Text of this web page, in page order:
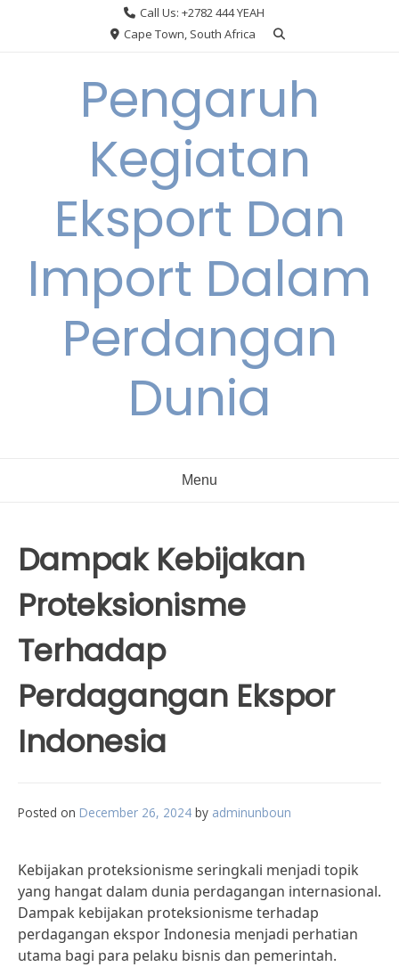
Call Us: +2782 444 YEAH
Cape Town, South Africa
Pengaruh
Kegiatan
Eksport Dan
Import Dalam
Perdangan
Dunia
Menu
Dampak Kebijakan
Proteksionisme
Terhadap
Perdagangan Ekspor
Indonesia
Posted on December 26, 2024 by adminunboun
Kebijakan proteksionisme seringkali menjadi topik
yang hangat dalam dunia perdagangan internasional.
Dampak kebijakan proteksionisme terhadap
perdagangan ekspor Indonesia menjadi perhatian
utama bagi para pelaku bisnis dan pemerintah.